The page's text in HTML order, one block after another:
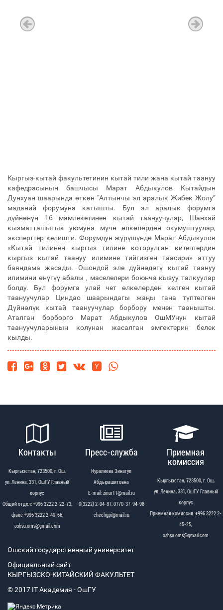
Кыргыз-кытай факультетинин кытай тили жана кытай таануу
кафедрасынын башчысы Марат Абдыкулов Кытайдын
Дунхуан шаарында өткөн “Алтынчы эл аралык Жибек Жолу”
маданий форумуна катышты. Бул эл аралык форумга
дүйнөнүн 16 мамлекетинен кытай таануучулар, Шанхай
кызматташытык уюмуна мүчө өлкөлөрдөн окумуштуулар,
эксперттер келишти. Форумдун жүрүшүндө Марат Абдыкулов
«Кытай тилинен кыргыз тилине которулган китептердин
кыргыз кытай таануу илимине тийгизген таасири» аттуу
баяндама жасады. Ошондой эле дүйнөдөгү кытай таануу
илимини өнүгүү абалы , маселелери боюнча кызуу талкуулар
болду. Бул форумга улай чет өлкөлөрдөн келген кытай
таануучулар Циндао шаарындагы жаңы гана түптөлгөн
Дүйнөлүк кытай таануучулар борбору менен таанышты.
Аталган борборго Марат Абдыкулов ОшМУнун кытай
таануучуларынын колунан жасалган эмгектерин белек
кылды.
Контакты
Кыргызстан, 723500, г. Ош,
ул. Ленина, 331, ОшГУ Главный
корпус
Общий отдел: +996 3222 2-22-73,
факс +996 3222 2-40-66,
oshsu.oms@gmail.com
Пресс-служба
Нуралиева Зинагул
Абдырашитовна
Е-mail: zinur11@mail.ru
0(3222) 2-04-87, 0770-37-94-98
chechgpi@mail.ru
Приемная
комиссия
Кыргызстан, 723500, г. Ош,
ул. Ленина, 331, ОшГУ Главный
корпус
Приемная комиссия: +996 3222 2-
45-25,
oshsu.oms@gmail.com
Ошский государственный университет
Официальный сайт
КЫРГЫЗСКО-КИТАЙСКИЙ ФАКУЛЬТЕТ
© 2017 IT Академия - OшГУ